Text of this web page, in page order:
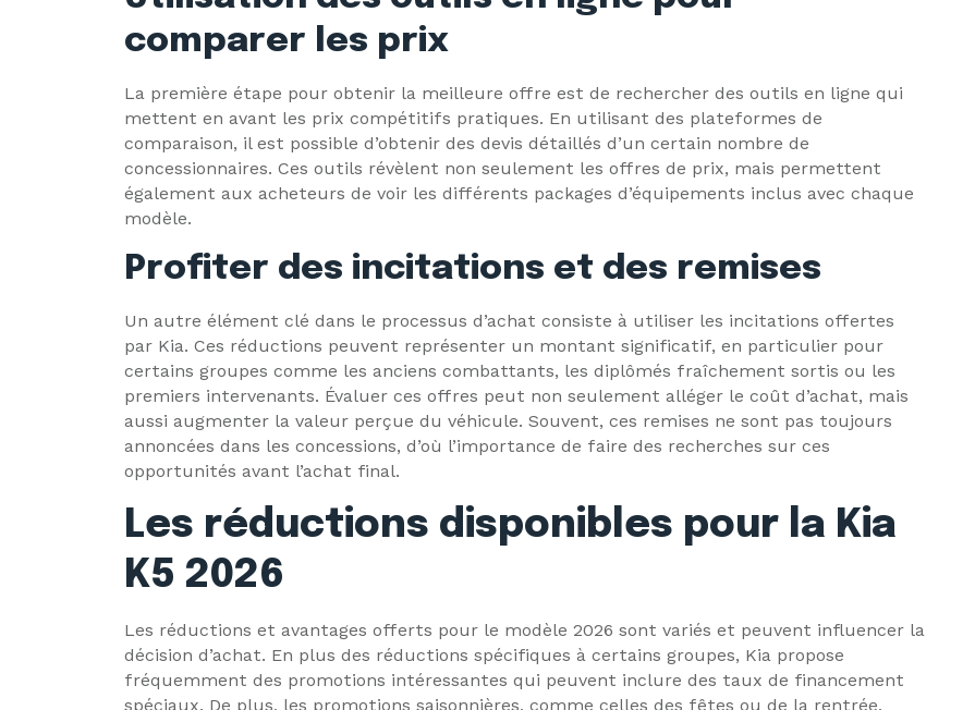
comparer les prix
La première étape pour obtenir la meilleure offre est de rechercher des outils en ligne qui
mettent en avant les prix compétitifs pratiques. En utilisant des plateformes de
comparaison, il est possible d’obtenir des devis détaillés d’un certain nombre de
concessionnaires. Ces outils révèlent non seulement les offres de prix, mais permettent
également aux acheteurs de voir les différents packages d’équipements inclus avec chaque
modèle.
Profiter des incitations et des remises
Un autre élément clé dans le processus d’achat consiste à utiliser les incitations offertes
par Kia. Ces réductions peuvent représenter un montant significatif, en particulier pour
certains groupes comme les anciens combattants, les diplômés fraîchement sortis ou les
premiers intervenants. Évaluer ces offres peut non seulement alléger le coût d’achat, mais
aussi augmenter la valeur perçue du véhicule. Souvent, ces remises ne sont pas toujours
annoncées dans les concessions, d’où l’importance de faire des recherches sur ces
opportunités avant l’achat final.
Les réductions disponibles pour la Kia
K5 2026
Les réductions et avantages offerts pour le modèle 2026 sont variés et peuvent influencer la
décision d’achat. En plus des réductions spécifiques à certains groupes, Kia propose
fréquemment des promotions intéressantes qui peuvent inclure des taux de financement
spéciaux. De plus, les promotions saisonnières, comme celles des fêtes ou de la rentrée,